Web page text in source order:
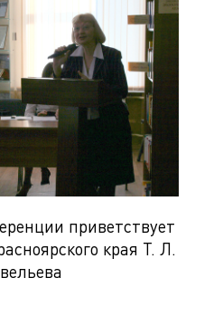
приветствует
края Т. Л.